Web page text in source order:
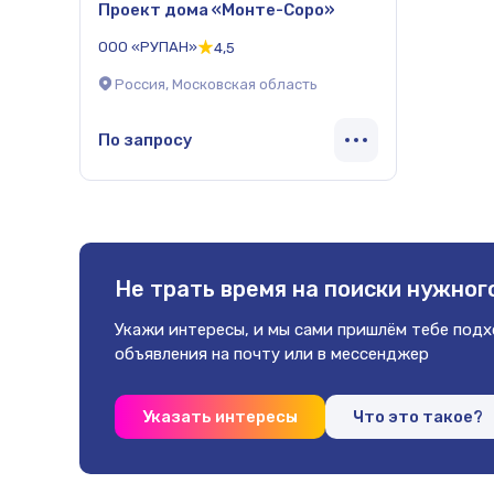
Проект дома «Монте-Соро»
ООО «РУПАН» 4,5
Россия, Московская область
По запросу
Не трать время на поиски
Укажи интересы, и мы сами пришлём тебе
объявления на почту или в мессенджер
Указать интересы Что это такое?